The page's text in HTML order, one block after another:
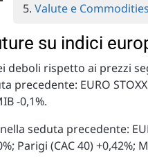
Valute e Commodities
su indici
deboli rispetto ai prezzi
EURO STOXX
-0,1%.
seduta precedente:
Parigi (CAC 40) +0,42%;